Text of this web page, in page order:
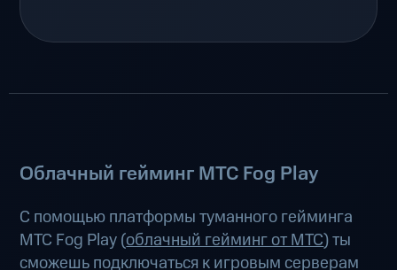
Облачный гейминг МТС Fog Play
С помощью платформы туманного гейминга
МТС Fog Play (облачный гейминг от МТС) ты
сможешь подключаться к игровым серверам